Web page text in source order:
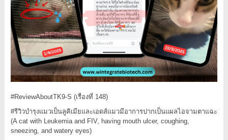
#ReviewAboutTK9-S (เรื่องที่ 148)
#รีวิวบำรุงแมวเป็นลูคิเมียและเอดส์แมวมีอาการปากเป็นแผลไอจามตาแฉะ
(A cat with Leukemia and FIV, having mouth ulcer, coughing,
sneezing, and watery eyes)